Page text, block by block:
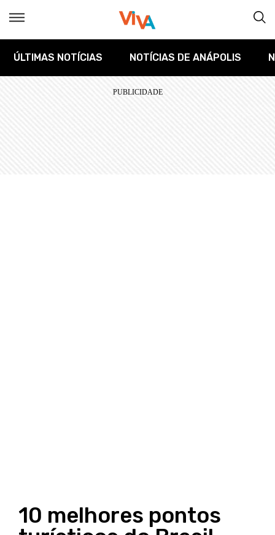
ÚLTIMAS NOTÍCIAS NOTÍCIAS DE ANÁPOLIS
10 melhores pontos